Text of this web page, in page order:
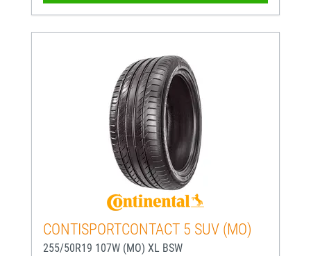
CONTISPORTCONTACT 5 SUV (MO)
255/50R19 107W (MO) XL BSW